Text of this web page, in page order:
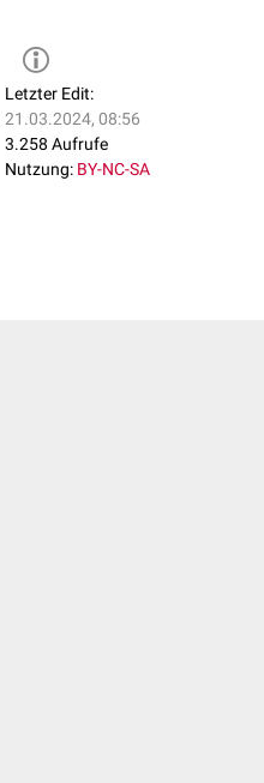
Letzter Edit:
21.03.2024, 08:56
3.258 Aufrufe
Nutzung: BY-NC-SA